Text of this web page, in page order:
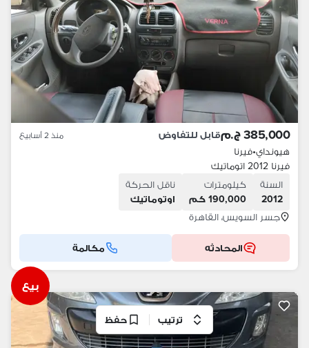
385,000 ج.م قابل للتفاوض منذ 2 أسابيع
هيونداي•فيرنا
فيرنا 2012 اتوماتيك
السنة
2012
كيلومترات
190,000 كم
ناقل الحركة
اوتوماتيك
جسر السويس، القاهرة
المحادثه مكالمة
بيع
ترتيب حفظ